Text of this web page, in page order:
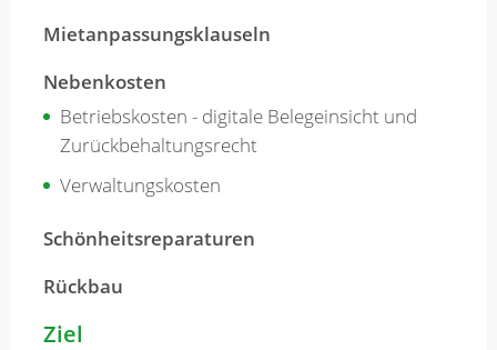
Mietanpassungsklauseln
Nebenkosten
Betriebskosten - digitale Belegeinsicht und
Zurückbehaltungsrecht
Verwaltungskosten
Schönheitsreparaturen
Rückbau
Ziel